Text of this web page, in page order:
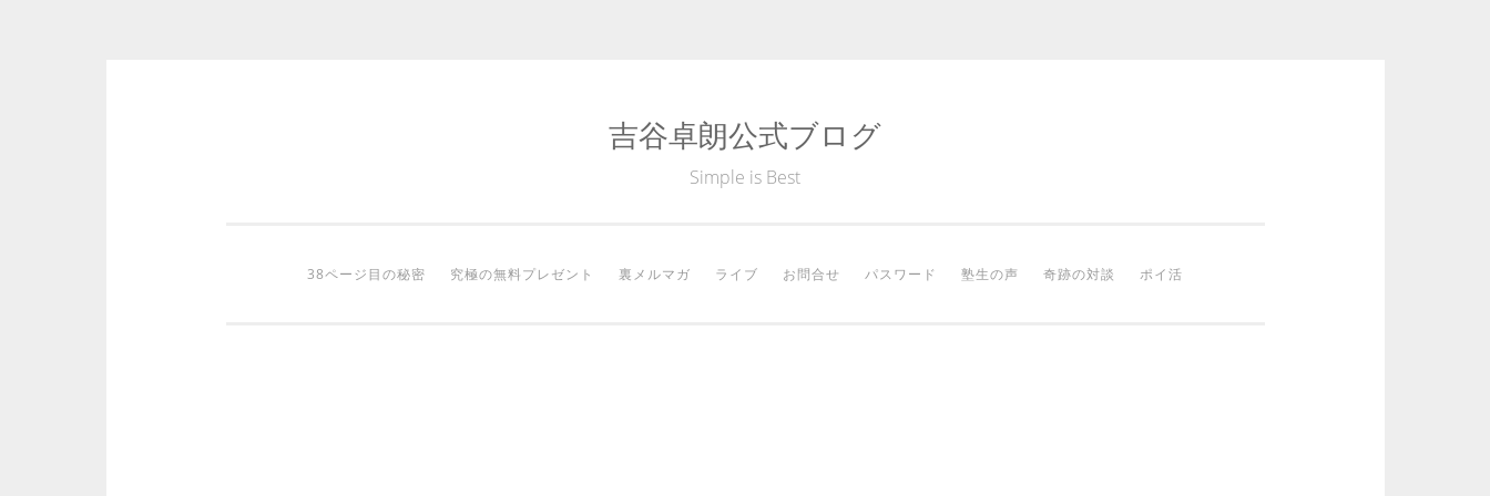
吉谷卓朗公式ブログ
Simple is Best
38ページ目の秘密 究極の無料プレゼント 裏メルマガ ライブ お問合せ パスワード 塾生の声 奇跡の対談 ポイ活